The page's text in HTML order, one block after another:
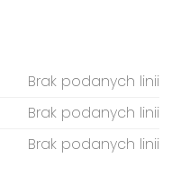
Brak podanych linii
Brak podanych linii
Brak podanych linii